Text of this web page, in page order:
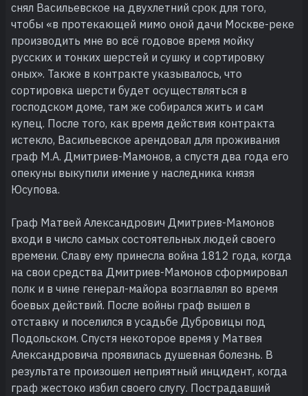
снял Васильевское на двухлетний срок для того,
чтобы «в протекающей мимо оной дачи Москве-реке
производить мне во всё годовое время мойку
русских и тонких шерстей и сушку и сортировку
оных». Также в контракте указывалось, что
сортировка шерсти будет осуществляться в
господском доме, там же собирался жить и сам
купец. После того, как время действия контракта
истекло, Васильевское арендовал для проживания
граф М.А. Дмитриев-Мамонов, а спустя два года его
опекуны выкупили имение у наследника князя
Юсупова.
Граф Матвей Александрович Дмитриев-Мамонов
входи в число самых состоятельных людей своего
времени. Славу ему принесла война 1812 года, когда
на свои средства Дмитриев-Мамонов сформировал
полк и в чине генерал-майора возглавлял во время
боевых действий. После войны граф вышел в
отставку и поселился в усадьбе Дубровицы под
Подольском. Спустя некоторое время у Матвея
Александровича проявилась душевная болезнь. В
результате произошел неприятный инцидент, когда
граф жестоко избил своего слугу. Пострадавший